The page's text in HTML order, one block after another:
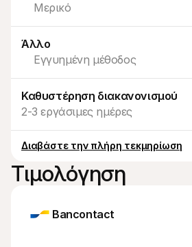
Μερικό
Άλλο
Εγγυημένη μέθοδος
Καθυστέρηση διακανονισμού
2-3 εργάσιμες ημέρες
Διαβάστε την πλήρη τεκμηρίωση
Τιμολόγηση
Bancontact
Για τους αγοραστές
Για πελάτες της Mollie
Επικοινωνήστε με την ομάδα
Επικοινωνήστε με τις πωλήσεις
Ανακαλύψτε πώς μπορούμε να
επιχείρησή σας